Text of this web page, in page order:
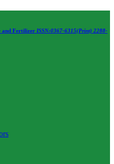
and Fertilizer ISSN:0367-6315(Print) 2288-